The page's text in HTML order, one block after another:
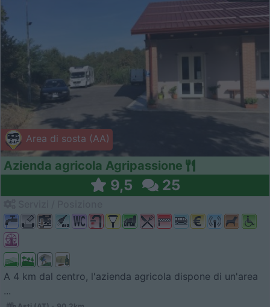
Area di sosta (AA)
Azienda agricola Agripassione
9,5 25
A 4 km dal centro, l'azienda agricola dispone di un'area
...